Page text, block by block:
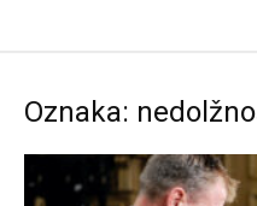
Oznaka: